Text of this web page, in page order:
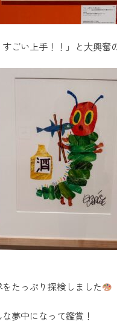
ごい上手！！」と大興奮
たっぷり探検しました
夢中になって鑑賞！